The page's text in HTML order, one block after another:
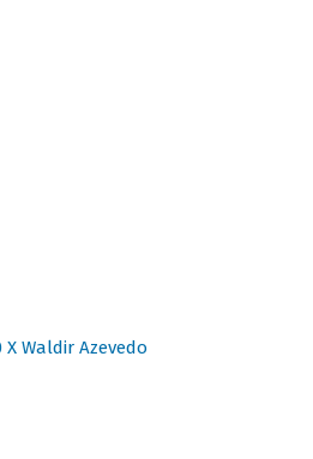
X Waldir Azevedo